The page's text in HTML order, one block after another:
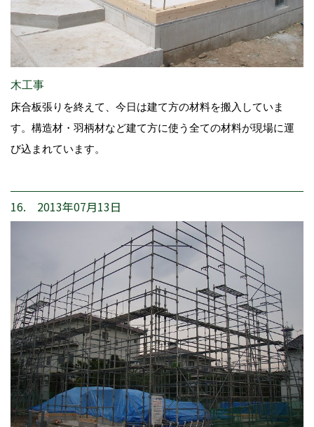
木工事
床合板張りを終えて、今日は建て方の材料を搬入していま
す。構造材・羽柄材など建て方に使う全ての材料が現場に運
び込まれています。
16. 2013年07月13日